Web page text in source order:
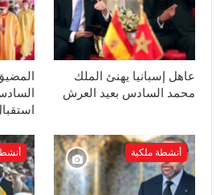
عاهل إسبانيا يهنئ الملك
محمد السادس بعيد العرش
أنشطة ملكية